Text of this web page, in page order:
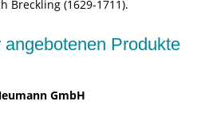
Breckling (1629-1711).
Produkte
GmbH